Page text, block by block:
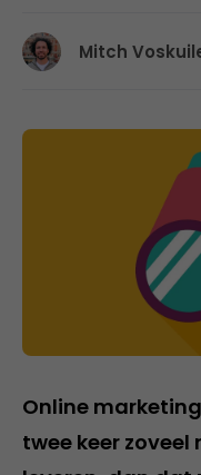
Mitch
Online
twee keer